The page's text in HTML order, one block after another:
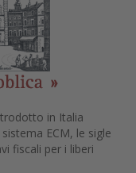
in Italia
ECM, le sigle
fiscali per i liberi